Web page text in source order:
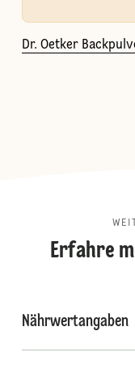
Dr. Oetker
Erfahre
Nährwertangaben